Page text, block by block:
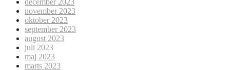
december 2023
november 2023
oktober 2023
september 2023
august 2023
juli 2023
maj 2023
marts 2023